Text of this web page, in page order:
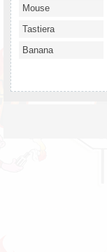
Mouse
Tastiera
Banana